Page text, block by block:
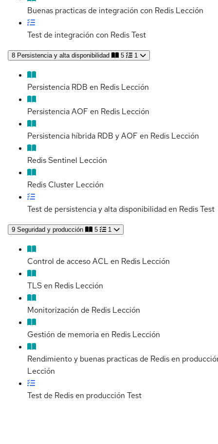
Buenas practicas de integración con Redis Lección
Test de integración con RedisTest
8 Persistencia y alta disponibilidad 5 1
Persistencia RDB en Redis Lección
Persistencia AOF en Redis Lección
Persistencia híbrida RDB y AOF en Redis Lección
Redis Sentinel Lección
Redis Cluster Lección
Test de persistencia y alta disponibilidad en RedisTest
9 Seguridad y producción 5 1
Control de acceso ACL en Redis Lección
TLS en Redis Lección
Monitorización de Redis Lección
Gestión de memoria en Redis Lección
Rendimiento y buenas practicas de Redis en
Lección
Test de Redis en producción Test